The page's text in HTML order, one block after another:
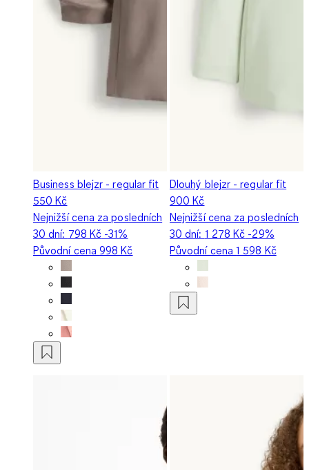
Business blejzr - regular fit
550 Kč
Nejnižší cena za posledních
30 dní: 798 Kč -31%
Původní cena998 Kč
Dlouhý blejzr - regular fit
900 Kč
Nejnižší cena za posledních
30 dní: 1 278 Kč -29%
Původní cena1 598 Kč